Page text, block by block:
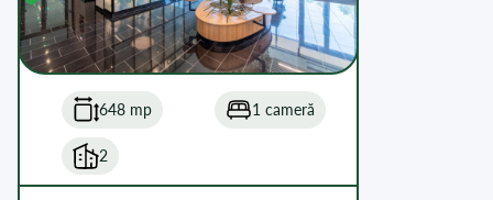
648 mp 1 cameră
2